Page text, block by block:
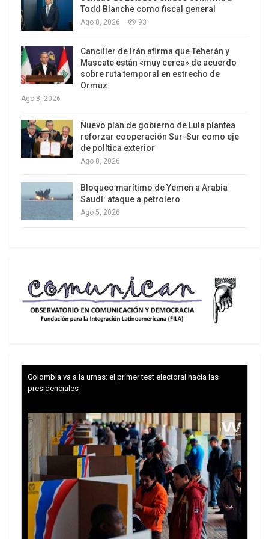
acrecido ahora, es la defensa de la producción y
el empleo, con medidas contracíclicas que
preserven el mercado interno. No será una
novedad, porque eso es lo que hicieron los dos
gobiernos kirchneristas con consecuencias
apreciables y en ese sentido apuntan las
muestran continuidad política y rejuvenecimiento
del personal. Juan Manuel Abal Medina, de 43
años, es el jefe de gabinete más joven desde que
fue superado entre los ministros de Economía por
el malogrado Martín Lousteau. La
Estas designaciones sintonizan con el acceso al
Congreso Nacional y las legislaturas provinciales
ello hay que sumar la confirmación de Julio De
Vido, Mercedes Marcó del Pont, Carlos Tomada,
para apreciar que no hay motivos para esperar
cambios de fondo. El desendeudamiento, la
acumulación de reservas, la intervención en el
mercado cambiario y la regulación de los flujos
de capitales de corto plazo, redundaron en una
recuperación de soberanía y permitieron que la
Argentina fuera el único país de América Latina
que a partir de 2003 redujo la participación de
Todd Blanche como fiscal general
Ago 8, 2026 93
Canciller de Irán afirma que Teherán y
Mascate están «muy cerca» de acuerdo
sobre ruta temporal en estrecho de
Ormuz
Ago 8, 2026
Nuevo plan de gobierno de Lula plantea
reforzar cooperación Sur-Sur como eje
de política exterior
Ago 8, 2026
Bloqueo marítimo de Yemen a Arabia
Saudí: ataque a petrolero
Ago 5, 2026
Colombia va a la urnas: el primer test electoral hacia las
presidenciales